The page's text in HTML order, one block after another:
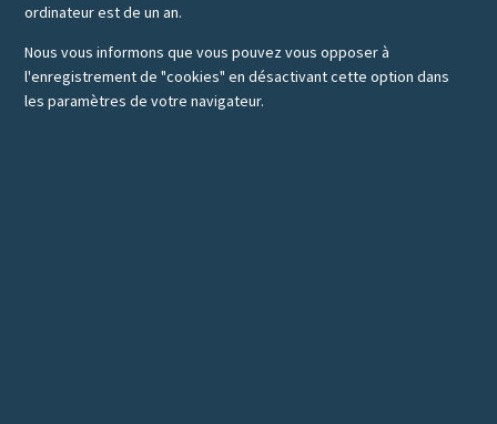
ordinateur est de un an.
Nous vous informons que vous pouvez vous opposer à
l'enregistrement de "cookies" en désactivant cette option dans
les paramètres de votre navigateur.